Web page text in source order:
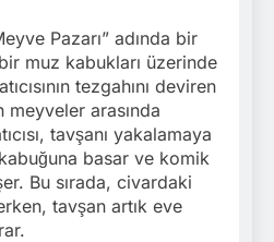
Pazarı” adında bir
muz kabukları üzerinde
tezgahını deviren
meyveler arasında
tavşanı yakalamaya
basar ve komik
Bu sırada, civardaki
tavşan artık eve